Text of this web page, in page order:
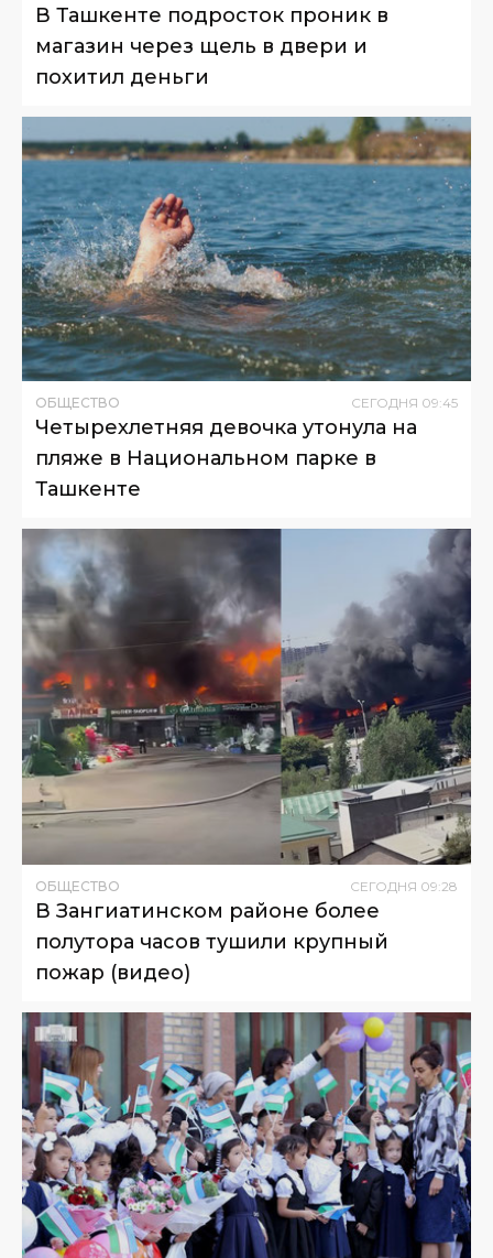
В Ташкенте подросток проник в
магазин через щель в двери и
похитил деньги
ОБЩЕСТВО СЕГОДНЯ 09:45
Четырехлетняя девочка утонула на
пляже в Национальном парке в
Ташкенте
ОБЩЕСТВО СЕГОДНЯ 09:28
В Зангиатинском районе более
полутора часов тушили крупный
пожар (видео)